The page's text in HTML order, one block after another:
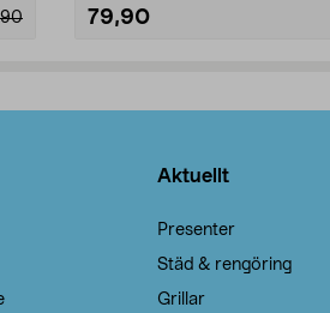
79,90
Aktuellt
Presenter
Städ & rengöring
Grillar